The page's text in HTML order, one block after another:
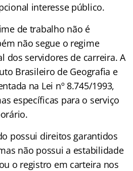
interesse público.
de trabalho não é
não segue o regime
dos servidores de carreira. A
Brasileiro de Geografia e
na Lei nº 8.745/1993,
específicas para o serviço
possui direitos garantidos
não possui a estabilidade
o registro em carteira nos